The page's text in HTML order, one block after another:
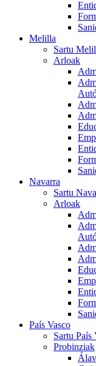
Melilla
Sartu
Arloak
Navarra
Sartu
Arloak
País Vasco
Sartu País
Probinziak